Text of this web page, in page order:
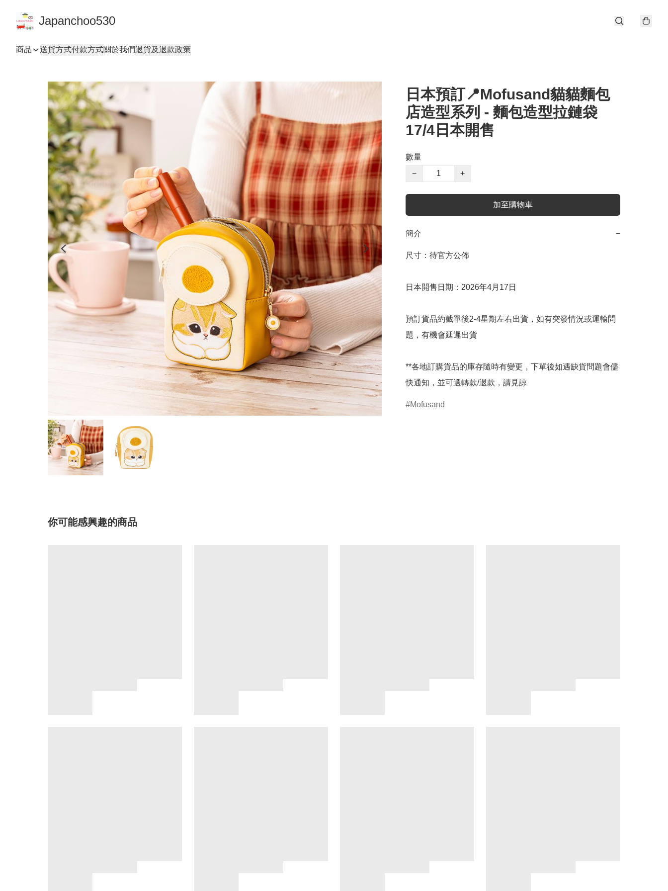
Japanchoo530
商品 送貨方式付款方式關於我們退貨及退款政策
日本預訂📍Mofusand貓貓麵包
店造型系列 - 麵包造型拉鏈袋
17/4日本開售
數量
−
+
加至購物車
簡介 −
尺寸：待官方公佈
日本開售日期：2026年4月17日
預訂貨品約截單後2-4星期左右出貨，如有突發情況或運輸問
題，有機會延遲出貨
**各地訂購貨品的庫存隨時有變更，下單後如遇缺貨問題會儘
快通知，並可選轉款/退款，請見諒
Mofusand
你可能感興趣的商品